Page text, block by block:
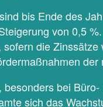
bis Ende des
von 0,5
die
der
bei
sich das